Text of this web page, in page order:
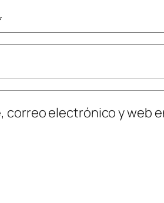
correo electrónico y web